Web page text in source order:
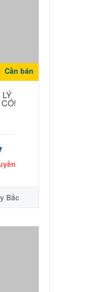
Cần bán
Bắc